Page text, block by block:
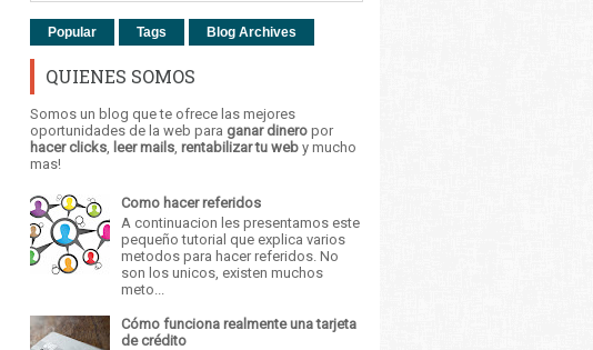
Popular Tags Blog Archives
QUIENES SOMOS
Somos un blog que te ofrece las mejores
oportunidades de la web para ganar dinero por
hacer clicks, leer mails, rentabilizar tu web y mucho
mas!
Como hacer referidos
A continuacion les presentamos este
pequeño tutorial que explica varios
metodos para hacer referidos. No
son los unicos, existen muchos
meto...
Cómo funciona realmente una tarjeta
de crédito